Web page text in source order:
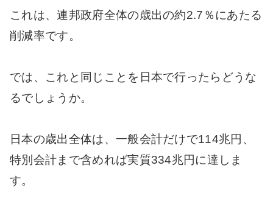
これは、連邦政府全体の歳出の約2.7％にあたる
削減率です。
では、これと同じことを日本で行ったらどうな
るでしょうか。
日本の歳出全体は、一般会計だけで114兆円、
特別会計まで含めれば実質334兆円に達しま
す。